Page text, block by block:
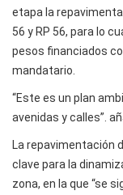
etapa la
56 y RP 56, para lo
pesos financiados
mandatario.
“Este es un plan
avenidas y calles”.
La repavimentación
clave para la
zona, en la que “se